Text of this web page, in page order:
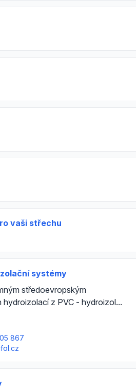
vaši střechu
systémy
středoevropským
z PVC - hydroizol...
867